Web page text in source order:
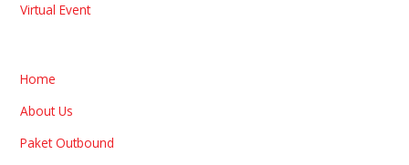
Virtual Event
Home
About Us
Paket Outbound